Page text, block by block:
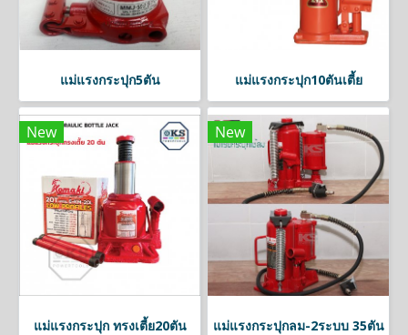
แม่แรงกระปุก5ตัน แม่แรงกระปุก10ตันเตี้ย
New
แม่แรงกระปุก ทรงเตี้ย20ตัน
New
แม่แรงกระปุกลม-2ระบบ 35ตัน